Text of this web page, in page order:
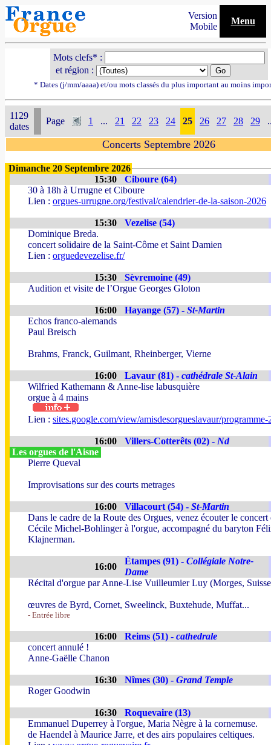
Version
Mobile
Menu
Mots clefs* :
et région :
* Dates (j/mm/aaaa) et/ou mots classés du plus important au moins
1129
dates
Page 1 ... 21 22 23 24 25 26 27 28 29
Concerts Septembre 2026
Dimanche 20 Septembre 2026
15:30
Ciboure (64)
30 à 18h à Urrugne et Ciboure
Lien : orgues-urrugne.org/festival/calendrier-de-la-saison-2026
15:30
Vezelise (54)
Dominique Breda.
concert solidaire de la Saint-Côme et Saint Damien
Lien : orguedevezelise.fr/
15:30
Sèvremoine (49)
Audition et visite de l’Orgue Georges Gloton
16:00 Hayange (57) - St-Martin
Echos franco-alemands
Paul Breisch
Brahms, Franck, Guilmant, Rheinberger, Vierne
16:00 Lavaur (81) - cathédrale St-Alain
Wilfried Kathemann & Anne-lise labusquière
orgue à 4 mains
Lien : sites.google.com/view/amisdesorgueslavaur/programme-
16:00 Villers-Cotterêts (02) - Nd
Les orgues de l'Aisne
Pierre Queval
Improvisations sur des courts metrages
16:00 Villacourt (54) - St-Martin
Dans le cadre de la Route des Orgues, venez écouter le concert
Cécile Michel-Bohlinger à l'orgue, accompagné du baryton
Klajnerman.
16:00
Étampes (91) - Collégiale Notre-
Dame
Récital d'orgue par Anne-Lise Vuilleumier Luy (Morges,
œuvres de Byrd, Cornet, Sweelinck, Buxtehude, Muffat...
- Entrée libre
16:00 Reims (51) - cathedrale
concert annulé !
Anne-Gaëlle Chanon
16:30 Nîmes (30) - Grand Temple
Roger Goodwin
16:30
Roquevaire (13)
Emmanuel Duperrey à l'orgue, Maria Nègre à la cornemuse.
de Haendel à Maurice Jarre, et des airs populaires celtiques.